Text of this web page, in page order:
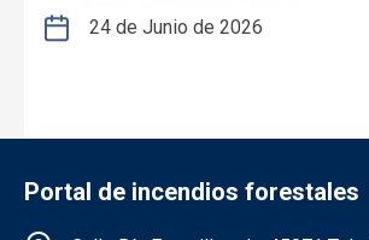
24 de Junio de 2026
Portal de incendios forestales